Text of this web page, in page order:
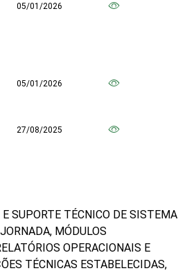
05/01/2026
05/01/2026
27/08/2025
SUPORTE TÉCNICO DE SISTEMA
MÓDULOS
OPERACIONAIS E
TÉCNICAS ESTABELECIDAS,